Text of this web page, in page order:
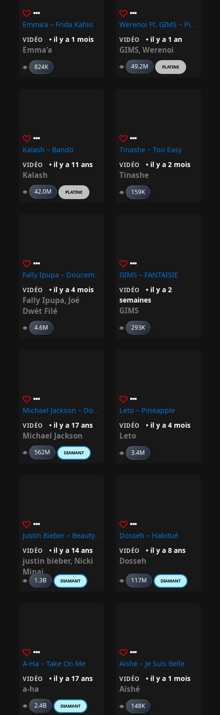
Emma’a – Frida Kahlo
VIDÉO • il y a 1 mois
Emma'a
824K
Werenoi Ft. GIMS – Piano
VIDÉO • il y a 1 an
GIMS, Werenoi
49.2M PLATINE
Kalash – Bando
VIDÉO • il y a 11 ans
Kalash
42.0M PLATINE
Tinashe – Too Easy
VIDÉO • il y a 2 mois
Tinashe
159K
Fally Ipupa – Doucement Ft. ‪Joé Dwèt Filé‬
VIDÉO • il y a 4 mois
Fally Ipupa, Joé
Dwèt Filé
4.6M
GIMS – FANTAISIE
VIDÉO
• il y a 2
semaines
GIMS
293K
Michael Jackson – Don’t Stop ‘Til You Get Enough
VIDÉO • il y a 17 ans
Michael Jackson
562M DIAMANT
Leto – Pineapple
VIDÉO • il y a 4 mois
Leto
3.4M
Justin Bieber – Beauty And A Beat Ft. Nicki Minaj
VIDÉO • il y a 14 ans
justin bieber, Nicki
Minaj
1.3B DIAMANT
Dosseh – Habitué
VIDÉO • il y a 8 ans
Dosseh
117M DIAMANT
A-Ha – Take On Me
VIDÉO • il y a 17 ans
a-ha
2.4B DIAMANT
Aïshé – Je Suis Belle
VIDÉO • il y a 1 mois
Aïshé
148K